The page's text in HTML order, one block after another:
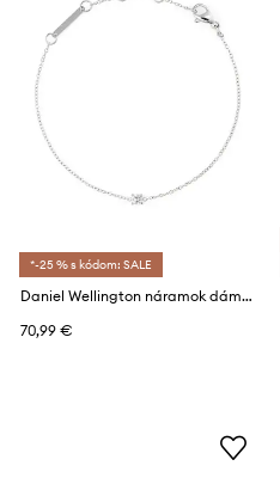
*-25 % s kódom: SALE
Daniel Wellington náramok dámsky z nehrdzavejúcej ocele so zirkónom
70,99 €